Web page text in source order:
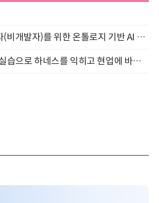
모든 업무 담당자(비개발자)를 위한 온톨로지 기반 AI 지식체계 설계 1-day 워크숍 8월 20일 개최
단 하루, 이론과 실습으로 하네스를 익히고 현업에 바로 쓰는 핸즈온 워크숍 (8/20)